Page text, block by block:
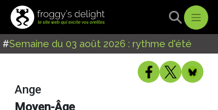
#Semaine du 03 août 2026 : rythme d'été
Ange
Moyen-Âge